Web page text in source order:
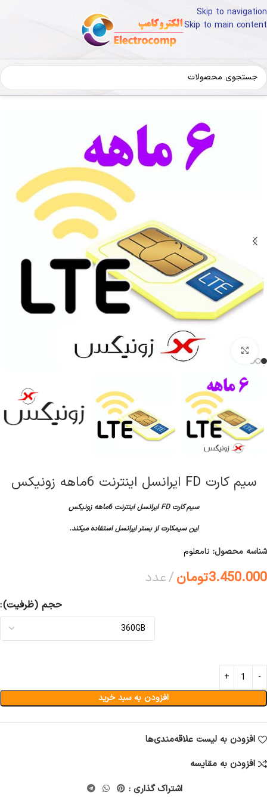
Skip to navigation
Skip to main content
سیم کارت LTE سیم کارت FD سیم کارت FD زونیکس
کلیک برای بزرگنمایی
سیم کارت FD ایرانسل اینترنت 6ماهه زونیکس
سیم کارت FD ایرانسل اینترنت 6ماهه زونیکس
این سیمکارت از بستر ایرانسل استفاده میکند.
شناسه محصول: نامعلوم
3.450.000تومان عدد
حجم (ظرفیت)
افزودن به سبد خرید
افزودن به لیست علاقه‌مندی‌ها
افزودن به مقایسه
اشتراک گذاری :